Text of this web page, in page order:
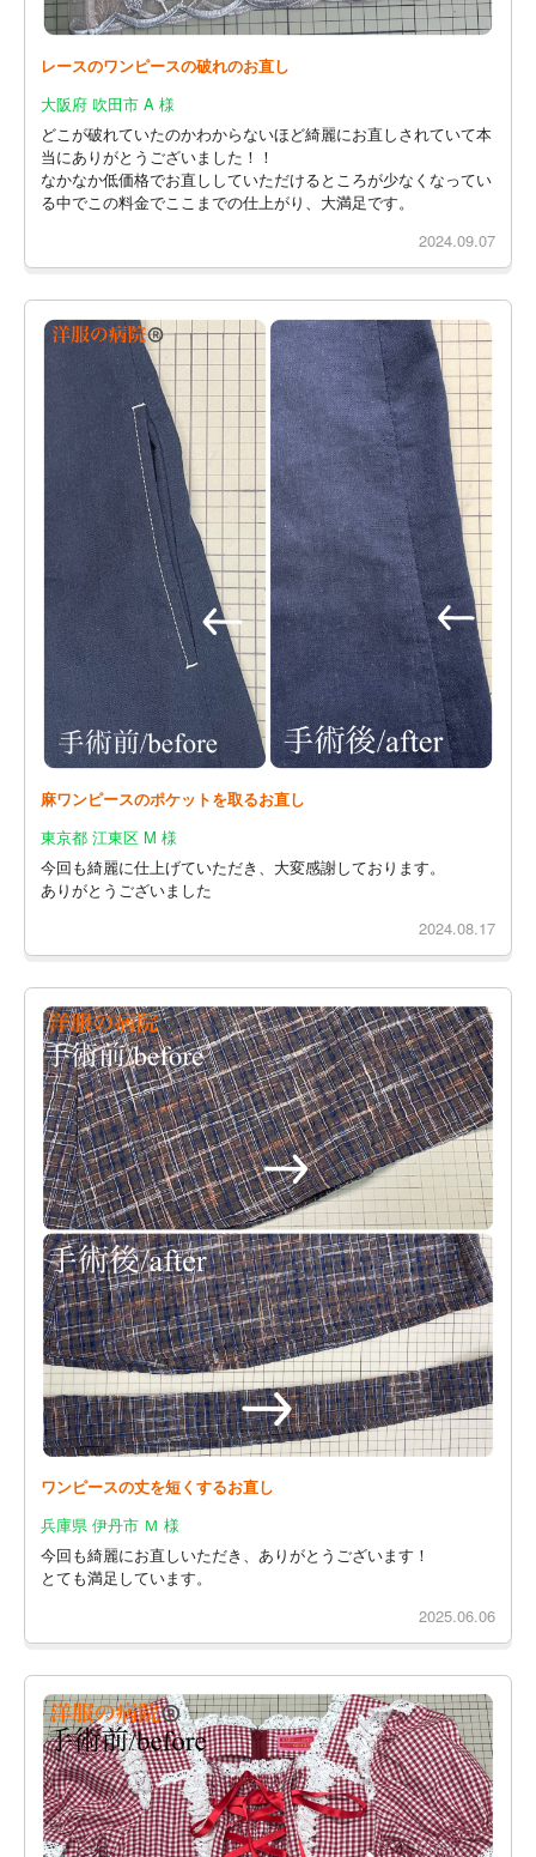
レースのワンピースの破れのお直し
大阪府 吹田市 A 様
どこが破れていたのかわからないほど綺麗にお直しされていて本
当にありがとうございました！！
なかなか低価格でお直ししていただけるところが少なくなってい
る中でこの料金でここまでの仕上がり、大満足です。
2024.09.07
麻ワンピースのポケットを取るお直し
東京都 江東区 M 様
今回も綺麗に仕上げていただき、大変感謝しております。
ありがとうございました
2024.08.17
ワンピースの丈を短くするお直し
兵庫県 伊丹市 Ｍ 様
今回も綺麗にお直しいただき、ありがとうございます！
とても満足しています。
2025.06.06